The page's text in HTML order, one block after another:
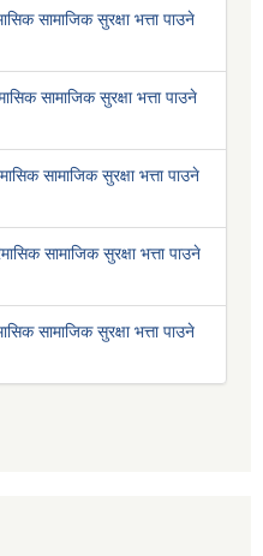
सामाजिक सुरक्षा भत्ता पाउने
सामाजिक सुरक्षा भत्ता पाउने
सामाजिक सुरक्षा भत्ता पाउने
सामाजिक सुरक्षा भत्ता पाउने
सामाजिक सुरक्षा भत्ता पाउने